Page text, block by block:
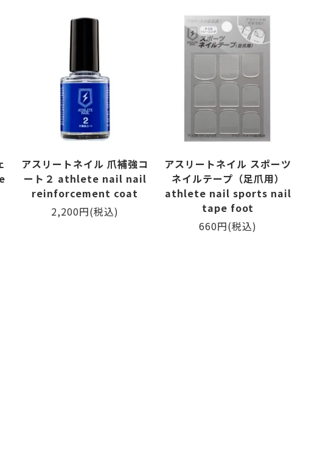
アスリートネイル 爪補強コ
ート２ athlete nail nail
reinforcement coat
2,200円(税込)
アスリートネイル スポーツ
ネイルテープ（足爪用）
athlete nail sports nail
tape foot
660円(税込)